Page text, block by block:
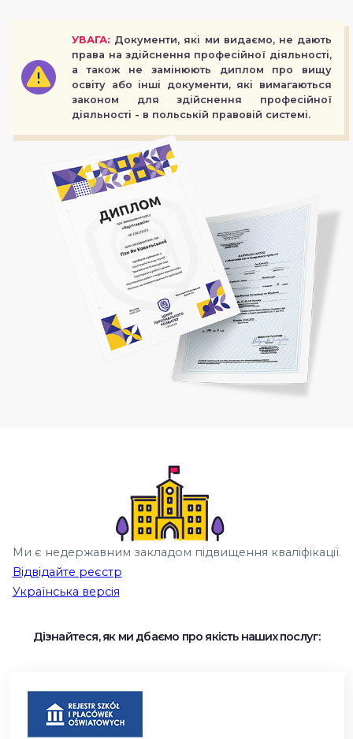
УВАГА: Документи, які ми видаємо, не дають
права на здійснення професійної діяльності,
а також не замінюють диплом про вищу
освіту або інші документи, які вимагаються
законом для здійснення професійної
діяльності - в польській правовій системі.
Ми є недержавним закладом підвищення кваліфікації.
Відвідайте реєстр
Українська версія
Дізнайтеся, як ми дбаємо про якість наших послуг: